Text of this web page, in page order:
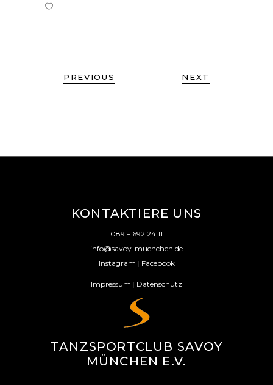
PREVIOUS NEXT
KONTAKTIERE UNS
089 – 692 24 11
info@savoy-muenchen.de
Instagram | Facebook
Impressum | Datenschutz
TANZSPORTCLUB SAVOY
MÜNCHEN E.V.